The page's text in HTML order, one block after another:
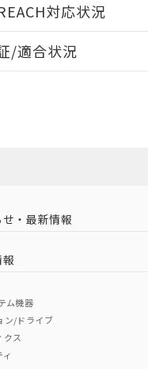
対応状況
注意事項・凡例
注意事項・凡例
表
Hg
/適合状況
ス
（ノルウェー
せ・最新情報
ム機器
ン/ドライブ
クス